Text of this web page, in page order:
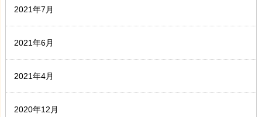
2021年7月
2021年6月
2021年4月
2020年12月